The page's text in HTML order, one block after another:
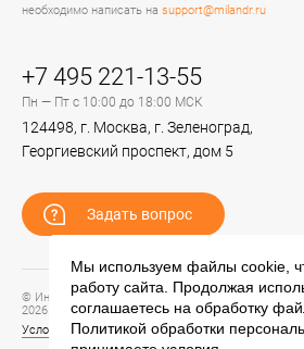
необходимо написать на support@milandr.ru
+7 495 221-13-55
Пн — Пт с 10:00 до 18:00 МСК
124498, г. Москва, г. Зеленоград,
Георгиевский проспект, дом 5
Задать вопрос
© Информационный портал технической
2026
Условия предоставления и использования
Мы используем файлы cookie,
работу сайта. Продолжая
соглашаетесь на обработку
Политикой обработки